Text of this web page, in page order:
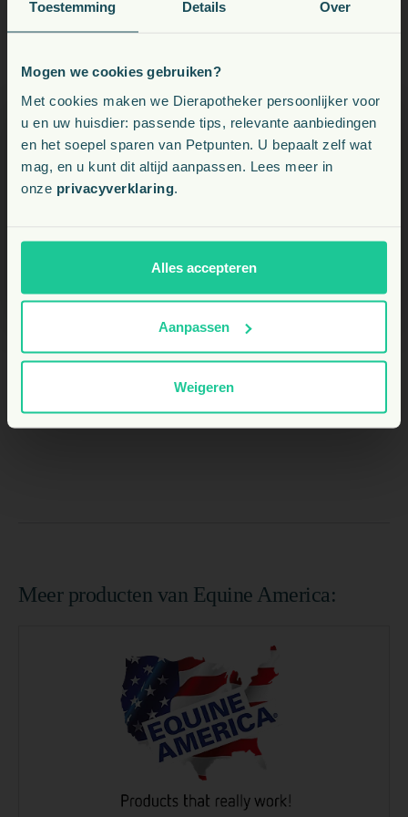
Toestemming Details Over
Mogen we cookies gebruiken?
Met cookies maken we Dierapotheker persoonlijker voor
u en uw huisdier: passende tips, relevante aanbiedingen
en het soepel sparen van Petpunten. U bepaalt zelf wat
mag, en u kunt dit altijd aanpassen. Lees meer in
onze privacyverklaring
Alles accepteren
Aanpassen
Weigeren
Meer producten van Equine America:
Kies uw land:
NL